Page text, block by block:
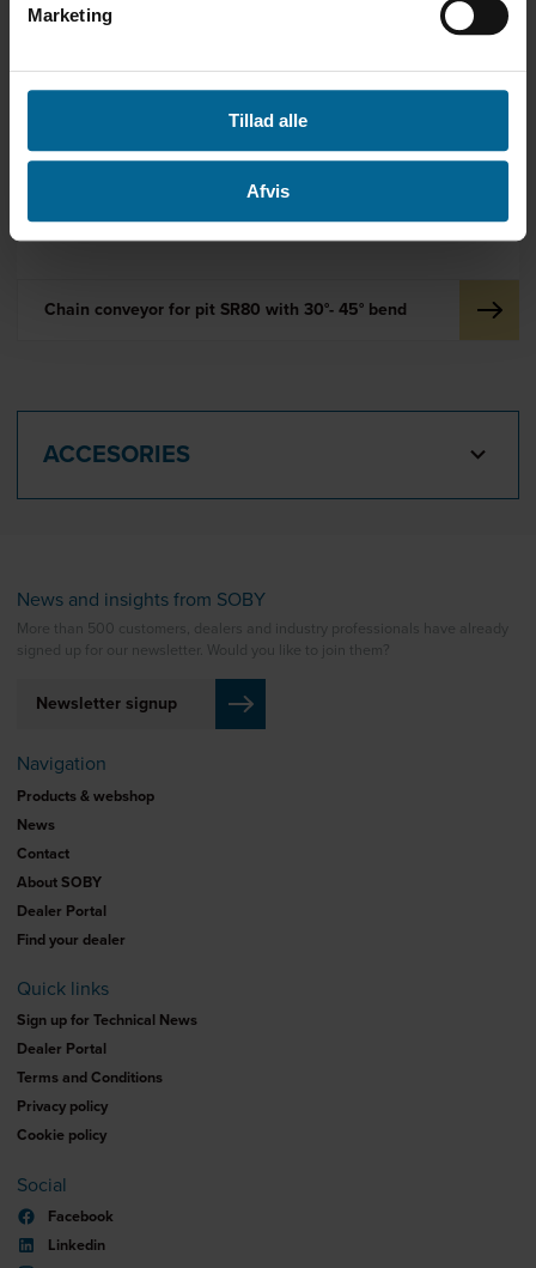
Marketing
Tillad alle
Afvis
Chain conveyor for pit SR80 with 30°- 45° bend
ACCESORIES
News and insights from SOBY
More than 500 customers, dealers and industry professionals have already
signed up for our newsletter. Would you like to join them?
Newsletter signup
Navigation
Products & webshop
News
Contact
About SOBY
Dealer Portal
Find your dealer
Quick links
Sign up for Technical News
Dealer Portal
Terms and Conditions
Privacy policy
Cookie policy
Social
Facebook
Linkedin